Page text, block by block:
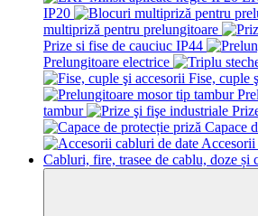
IP20
multipriză pentru prelungitoare
Prize si fise de cauciuc IP44
Prelungitoare electrice
Fise, cuple
tambur
Capace
Accesorii
Cabluri, fire, trasee de cablu, doze și